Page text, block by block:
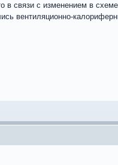
в связи с изменением в
вентиляционно-